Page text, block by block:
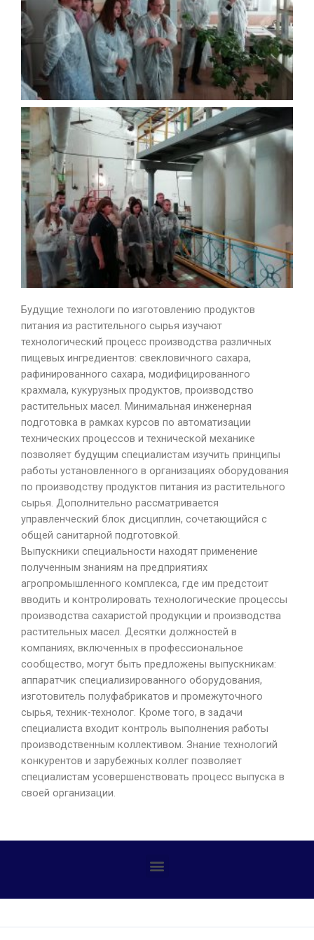
Будущие технологи по изготовлению продуктов
питания из растительного сырья изучают
технологический процесс производства различных
пищевых ингредиентов: свекловичного сахара,
рафинированного сахара, модифицированного
крахмала, кукурузных продуктов, производство
растительных масел. Минимальная инженерная
подготовка в рамках курсов по автоматизации
технических процессов и технической механике
позволяет будущим специалистам изучить принципы
работы установленного в организациях оборудования
по производству продуктов питания из растительного
сырья. Дополнительно рассматривается
управленческий блок дисциплин, сочетающийся с
общей санитарной подготовкой.
Выпускники специальности находят применение
полученным знаниям на предприятиях
агропромышленного комплекса, где им предстоит
вводить и контролировать технологические процессы
производства сахаристой продукции и производства
растительных масел. Десятки должностей в
компаниях, включенных в профессиональное
сообщество, могут быть предложены выпускникам:
аппаратчик специализированного оборудования,
изготовитель полуфабрикатов и промежуточного
сырья, техник-технолог. Кроме того, в задачи
специалиста входит контроль выполнения работы
производственным коллективом. Знание технологий
конкурентов и зарубежных коллег позволяет
специалистам усовершенствовать процесс выпуска в
своей организации.